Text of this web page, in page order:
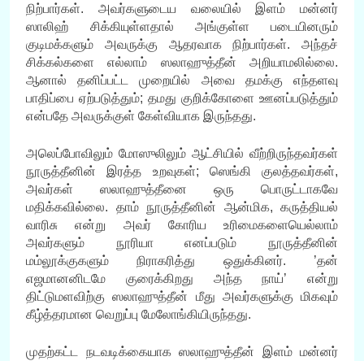
நிற்பார்கள். அவர்களுடைய வலையில் இளம் மன்னர்
ஸாலிஹ் சிக்கியுள்ளதால் அங்குள்ள படையினரும்
குடிமக்களும் அவருக்கு ஆதரவாக நிற்பார்கள். அந்தச்
சிக்கல்களை எல்லாம் ஸலாஹுத்தீன் அறியாமலில்லை.
ஆனால் தனிப்பட்ட முறையில் அவை தமக்கு எந்தளவு
பாதிப்பை ஏற்படுத்தும்; தமது குறிக்கோளை ஊனப்படுத்தும்
என்பதே அவருக்குள் கேள்வியாக இருந்தது.
அலெப்போவிலும் மோஸுலிலும் ஆட்சியில் வீற்றிருந்தவர்கள்
நூருத்தீனின் இரத்த உறவுகள்; ஸெங்கி குலத்தவர்கள்,
அவர்கள் ஸலாஹுத்தீனை ஒரு பொருட்டாகவே
மதிக்கவில்லை. தாம் நூருத்தீனின் ஆன்மிக, கருத்தியல்
வாரிசு என்று அவர் கோரிய உரிமைகளையெல்லாம்
அவர்களும் நூரியா எனப்படும் நூருத்தீனின்
மம்லூக்குகளும் நிராகரித்து ஒதுக்கினர். ’தன்
எஜமானனிடமே குரைக்கிறது அந்த நாய்’ என்று
திட்டுமளவிற்கு ஸலாஹுத்தீன் மீது அவர்களுக்கு மிகவும்
கீழ்த்தரமான வெறுப்பு மேலோங்கியிருந்தது.
முதற்கட்ட நடவடிக்கையாக ஸலாஹுத்தீன் இளம் மன்னர்